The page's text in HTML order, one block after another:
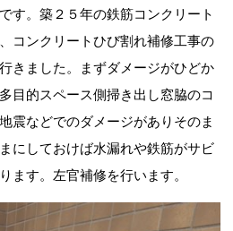
す。築２５年の鉄筋コンクリート
コンクリートひび割れ補修工事の
きました。まずダメージがひどか
目的スペース側掃き出し窓脇のコ
震などでのダメージがありそのま
にしておけば水漏れや鉄筋がサビ
ます。左官補修を行います。